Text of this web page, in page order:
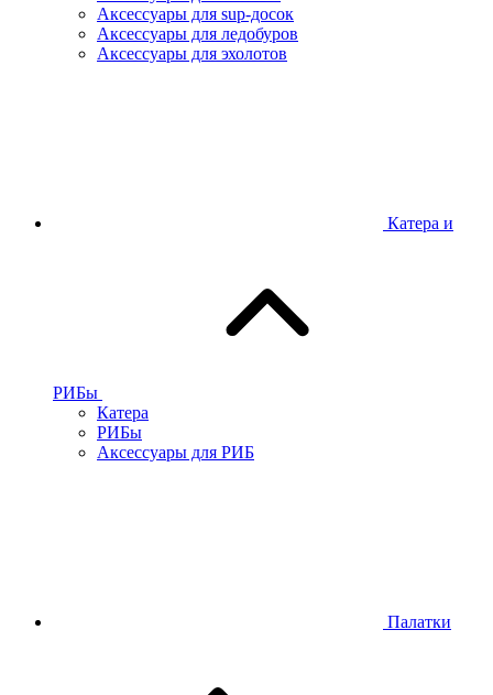
Аксессуары для sup-досок
Аксессуары для ледобуров
Аксессуары для эхолотов
Катера и
РИБы
Катера
РИБы
Аксессуары для РИБ
Палатки